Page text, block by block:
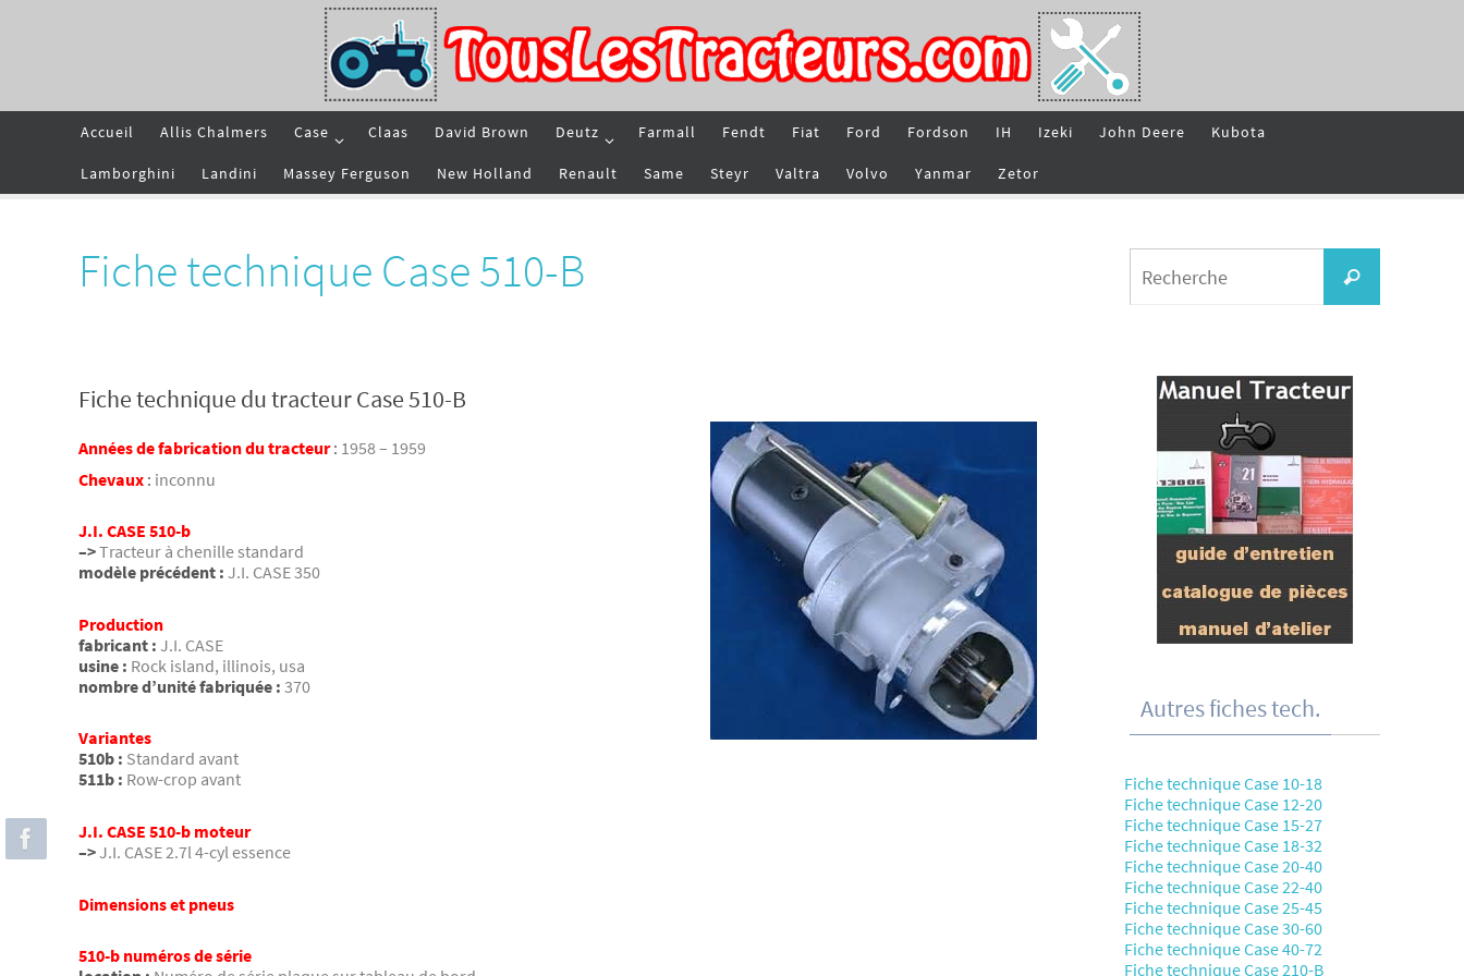
Accueil Allis Chalmers Case Claas David Brown Deutz Farmall Fendt Fiat Ford Fordson IH Izeki John Deere Kubota
Lamborghini Landini Massey Ferguson New Holland Renault Same Steyr Valtra Volvo Yanmar Zetor
Fiche technique Case 510-B
Fiche technique du tracteur Case 510-B
Années de fabrication du tracteur: 1958 – 1959
Chevaux : inconnu
J.I. CASE 510-b
–>Tracteur à chenille standard
modèle précédent : J.I. CASE 350
Production
fabricant : J.I. CASE
usine : Rock island, illinois, usa
nombre d’unité fabriquée : 370
Variantes
510b : Standard avant
511b : Row-crop avant
J.I. CASE 510-b moteur
–>J.I. CASE 2.7l 4-cyl essence
Dimensions et pneus
510-b numéros de série
Recherche
Autres fiches tech.
Fiche technique Case 10-18
Fiche technique Case 12-20
Fiche technique Case 15-27
Fiche technique Case 18-32
Fiche technique Case 20-40
Fiche technique Case 22-40
Fiche technique Case 25-45
Fiche technique Case 30-60
Fiche technique Case 40-72
Fiche technique Case 210-B